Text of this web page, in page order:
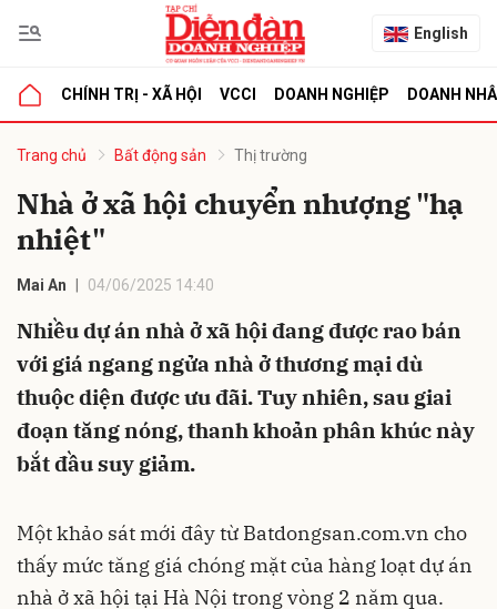
English
CHÍNH TRỊ - XÃ HỘI VCCI DOANH NGHIỆP DOANH
Trang chủ Bất động sản Thị trường
Nhà ở xã hội chuyển nhượng "hạ
nhiệt"
Mai An 04/06/2025 14:40
Nhiều dự án nhà ở xã hội đang được rao bán
với giá ngang ngửa nhà ở thương mại dù
thuộc diện được ưu đãi. Tuy nhiên, sau giai
đoạn tăng nóng, thanh khoản phân khúc này
bắt đầu suy giảm.
Một khảo sát mới đây từ Batdongsan.com.vn cho
thấy mức tăng giá chóng mặt của hàng loạt dự án
nhà ở xã hội tại Hà Nội trong vòng 2 năm qua.
luận
Hủy